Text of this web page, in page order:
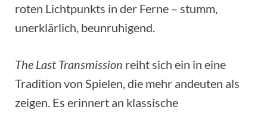
roten Lichtpunkts in der Ferne – stumm,
unerklärlich, beunruhigend.
The Last Transmission reiht sich ein in eine
Tradition von Spielen, die mehr andeuten als
zeigen. Es erinnert an klassische